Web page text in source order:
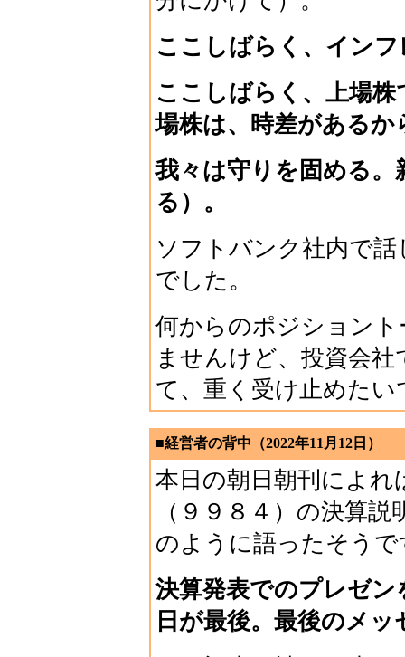
ここしばらく、イン
ここしばらく、上場
場株は、時差があるか
我々は守りを固める
る）。
ソフトバンク社内で
でした。
何からのポジション
ませんけど、投資会
て、重く受け止めたい
■経営者の背中（2022年11月12日）
本日の朝日朝刊によ
（９９８４）の決算
のように語ったそうで
決算発表でのプレゼ
日が最後。最後のメ